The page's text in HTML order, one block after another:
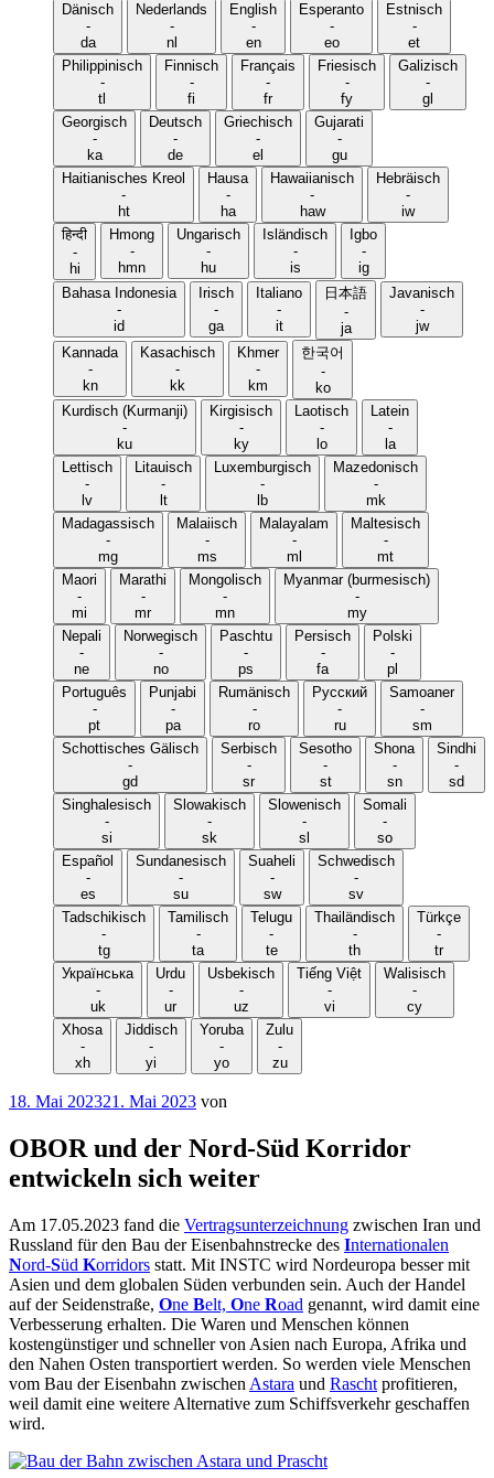
Dänisch
-
da
Nederlands
-
nl
English
-
en
Esperanto
-
eo
Estnisch
-
et
Philippinisch
-
tl
Finnisch
-
fi
Français
-
fr
Friesisch
-
fy
Galizisch
-
gl
Georgisch
-
ka
Deutsch
-
de
Griechisch
-
el
Gujarati
-
gu
Haitianisches Kreol
-
ht
Hausa
-
ha
Hawaiianisch
-
haw
Hebräisch
-
iw
हिन्दी
-
hi
Hmong
-
hmn
Ungarisch
-
hu
Isländisch
-
is
Igbo
-
ig
Bahasa Indonesia
-
id
Irisch
-
ga
Italiano
-
it
日本語
-
ja
Javanisch
-
jw
Kannada
-
kn
Kasachisch
-
kk
Khmer
-
km
한국어
-
ko
Kurdisch (Kurmanji)
-
ku
Kirgisisch
-
ky
Laotisch
-
lo
Latein
-
la
Lettisch
-
lv
Litauisch
-
lt
Luxemburgisch
-
lb
Mazedonisch
-
mk
Madagassisch
-
mg
Malaiisch
-
ms
Malayalam
-
ml
Maltesisch
-
mt
Maori
-
mi
Marathi
-
mr
Mongolisch
-
mn
Myanmar (burmesisch)
-
my
Nepali
-
ne
Norwegisch
-
no
Paschtu
-
ps
Persisch
-
fa
Polski
-
pl
Português
-
pt
Punjabi
-
pa
Rumänisch
-
ro
Русский
-
ru
Samoaner
-
sm
Schottisches Gälisch
-
gd
Serbisch
-
sr
Sesotho
-
st
Shona
-
sn
Sindhi
-
sd
Singhalesisch
-
si
Slowakisch
-
sk
Slowenisch
-
sl
Somali
-
so
Español
-
es
Sundanesisch
-
su
Suaheli
-
sw
Schwedisch
-
sv
Tadschikisch
-
tg
Tamilisch
-
ta
Telugu
-
te
Thailändisch
-
th
Türkçe
-
tr
Українська
-
uk
Urdu
-
ur
Usbekisch
-
uz
Tiếng Việt
-
vi
Walisisch
-
cy
Xhosa
-
xh
Jiddisch
-
yi
Yoruba
-
yo
Zulu
-
zu
Veröffentlicht
18. Mai 202321. Mai 2023 von
OBOR und der Nord-Süd Korridor
entwickeln sich weiter
Am 17.05.2023 fand die Vertragsunterzeichnung zwischen Iran und
Russland für den Bau der Eisenbahnstrecke des Internationalen
Nord-Süd Korridors statt. Mit INSTC wird Nordeuropa besser mit
Asien und dem globalen Süden verbunden sein. Auch der Handel
auf der Seidenstraße, One Belt, One Road genannt, wird damit eine
Verbesserung erhalten. Die Waren und Menschen können
kostengünstiger und schneller von Asien nach Europa, Afrika und
den Nahen Osten transportiert werden. So werden viele Menschen
vom Bau der Eisenbahn zwischen Astara und Rascht profitieren,
weil damit eine weitere Alternative zum Schiffsverkehr geschaffen
wird.